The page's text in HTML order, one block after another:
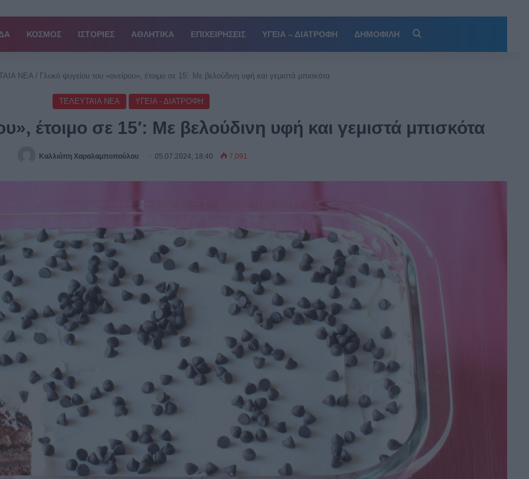
ΚΟΣΜΟΣ ΙΣΤΟΡΙΕΣ ΑΘΛΗΤΙΚΑ ΕΠΙΧΕΙΡΗΣΕΙΣ ΥΓΕΙΑ – ΔΙΑΤΡΟΦΗ ΔΗΜΟΦΙΛΗ
ΝΕΑ / Γλυκό ψυγείου του «ονείρου», έτοιμο σε 15′: Με βελούδινη υφή και γεμιστά μπισκότα
ΤΕΛΕΥΤΑΙΑ ΝΕΑ ΥΓΕΙΑ - ΔΙΑΤΡΟΦΗ
έτοιμο σε 15′: Με βελούδινη υφή και γεμιστά μπισκότα
Καλλιόπη Χαραλαμποπούλου 05.07.2024, 18:40 7,091